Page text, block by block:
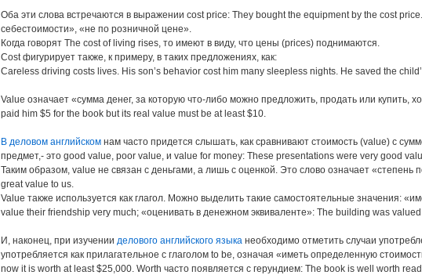
Оба эти слова встречаются в выражении cost price: They bought the equipment by the cost
себестоимости», «не по розничной цене».
Когда говорят The cost of living rises, то имеют в виду, что цены (prices) поднимаются.
Cost фигурирует также, к примеру, в таких предложениях, как:
Careless driving costs lives. His son’s behavior cost him many sleepless nights. He saved the
Value означает «сумма денег, за которую что-либо можно предложить, продать или купить,
paid him $5 for the book but its real value must be at least $10.
В деловом английскомнам часто придется слышать, как сравнивают стоимость (value) с
предмет,- это good value, poor value, и value for money: These presentations were very good
Таким образом, value не связан с деньгами, а лишь с оценкой. Это слово означает «степень
great value to us.
Value также используется как глагол. Можно выделить такие самостоятельные значения:
value their friendship very much; «оценивать в денежном эквиваленте»: The building was
И, наконец, при изучении делового английского языканеобходимо отметить случаи
употребляется как прилагательное с глаголом to be, означая «иметь определенную
now it is worth at least $25,000. Worth часто появляется с герундием: The book is well worth